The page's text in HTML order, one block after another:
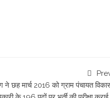
छह मार्च 2016 को ग्राम पंचायत